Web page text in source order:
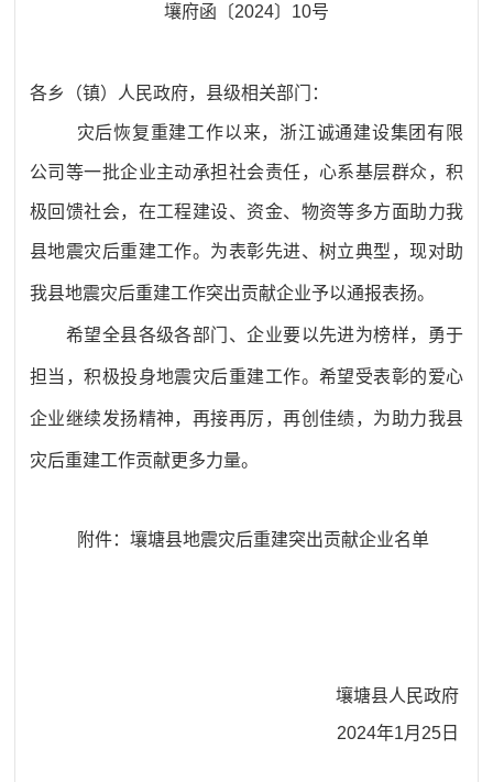
壤府函〔2024〕10号
各乡（镇）人民政府，县级相关部门：
灾后恢复重建工作以来，浙江诚通建设集团有限
公司 等一批企业主动承担社会责任，心系基层群众，积
极回馈社会，在工程建设、 资金、物资等多方面助力我
县地震灾后重建工作。为表彰先进、树立典型，现对助
我县地震灾后重建工作突出贡献企业予以通报表扬。
希望全县各级各部门、企业要以先进为榜样，勇于
担当，积极投身地震灾后重建工作。希望受表彰的爱心
企业继续发扬精神，再接再厉，再创佳绩，为助力我县
灾后重建工作贡献更多力量。
附件：壤塘县地震灾后重建突出贡献企业名单
壤塘县人民政府
2024年1月25日